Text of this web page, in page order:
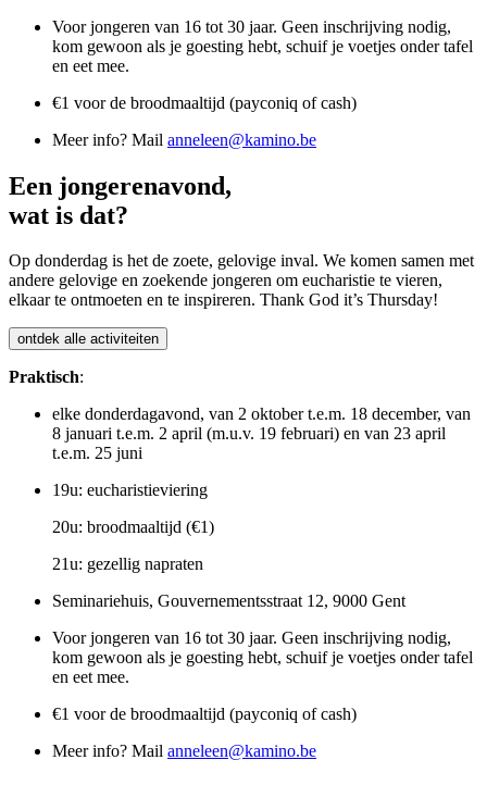
Voor jongeren van 16 tot 30 jaar. Geen inschrijving nodig,
kom gewoon als je goesting hebt, schuif je voetjes onder tafel
en eet mee.
€1 voor de broodmaaltijd (payconiq of cash)
Meer info? Mail anneleen@kamino.be
Een jongerenavond,
wat is dat?
Op donderdag is het de zoete, gelovige inval. We komen samen met
andere gelovige en zoekende jongeren om eucharistie te vieren,
elkaar te ontmoeten en te inspireren. Thank God it’s Thursday!
ontdek alle activiteiten
Praktisch:
elke donderdagavond, van 2 oktober t.e.m. 18 december, van
8 januari t.e.m. 2 april (m.u.v. 19 februari) en van 23 april
t.e.m. 25 juni
19u: eucharistieviering
20u: broodmaaltijd (€1)
21u: gezellig napraten
Seminariehuis, Gouvernementsstraat 12, 9000 Gent
Voor jongeren van 16 tot 30 jaar. Geen inschrijving nodig,
kom gewoon als je goesting hebt, schuif je voetjes onder tafel
en eet mee.
€1 voor de broodmaaltijd (payconiq of cash)
Meer info? Mail anneleen@kamino.be